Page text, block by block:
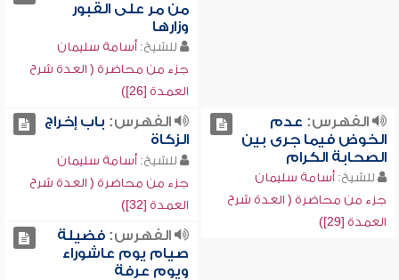
من مر على القبور
وزارها
للشيخ: أسامة سليمان
جزء من محاضرة ( العدة شرح
العمدة [26])
الفهرس: عدم
الخوض فيما جرى بين
الصحابة الكرام
للشيخ: أسامة سليمان
جزء من محاضرة ( العدة شرح
العمدة [29])
الفهرس: باب إخراج
الزكاة
للشيخ: أسامة سليمان
جزء من محاضرة ( العدة شرح
العمدة [32])
الفهرس:فضيلة
صيام يوم عاشوراء
ويوم عرفة